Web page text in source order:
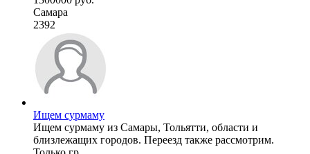
Самара
2392
Ищем сурмаму
Ищем сурмаму из Самары, Тольятти, области и
близлежащих городов. Переезд также рассмотрим.